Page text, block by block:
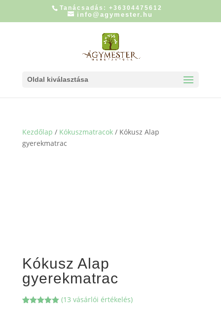
Tanácsadás: +36304475612
info@agymester.hu
Oldal kiválasztása
Kezdőlap / Kókuszmatracok/ Kókusz Alap
gyerekmatrac
Kókusz Alap
gyerekmatrac
(13 vásárlói értékelés)